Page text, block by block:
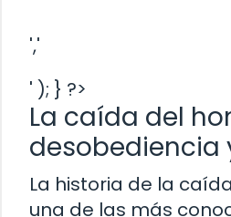
','
' ); } ?>
La caída del
desobediencia
La historia de la
una de las más